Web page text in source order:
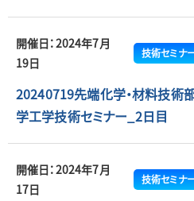
開催日：2024年7月
19日
技術セミナ
20240719先端化学・材料技術
学工学技術セミナー_2日目
開催日：2024年7月
17日
技術セミナ